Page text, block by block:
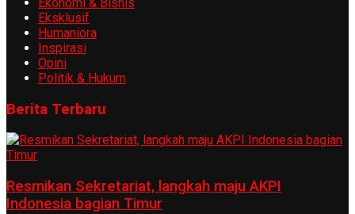
Eksklusif
Humaniora
Inspirasi
Opini
Politik & Hukum
Berita Terbaru
Resmikan Sekretariat, langkah maju AKPI
Indonesia bagian Timur